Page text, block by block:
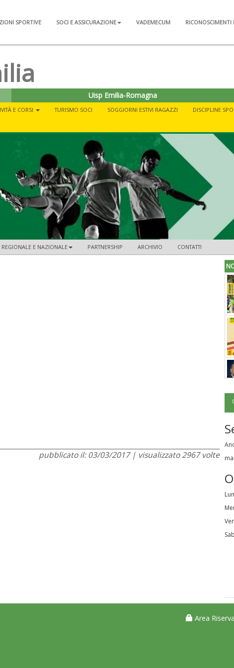
SPORTIVE SOCI E ASSICURAZIONE VADEMECUM RICONOSCIMENTI
Uisp Emilia-Romagna
E CORSI TURISMO SOCI SOGGIORNI ESTIVI RAGAZZI DISCIPLINE
REGIONALE E NAZIONALE PARTNERSHIP ARCHIVIO CONTATTI
pubblicato il: 03/03/2017 | visualizzato 2967 volte
Area